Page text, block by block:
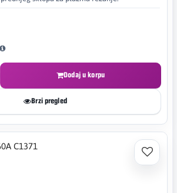
Dodaj u korpu
Brzi pregled